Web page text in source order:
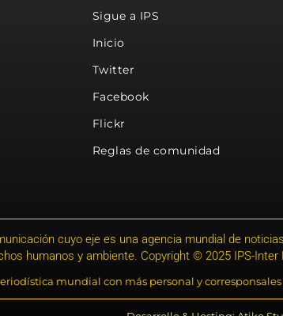
Sigue a IPS
Inicio
Twitter
Facebook
Flickr
Reglas de comunidad
cuyo eje es una agencia mundial de
humanos y ambiente. Copyright © 2025 IPS-
mundial con más personal y